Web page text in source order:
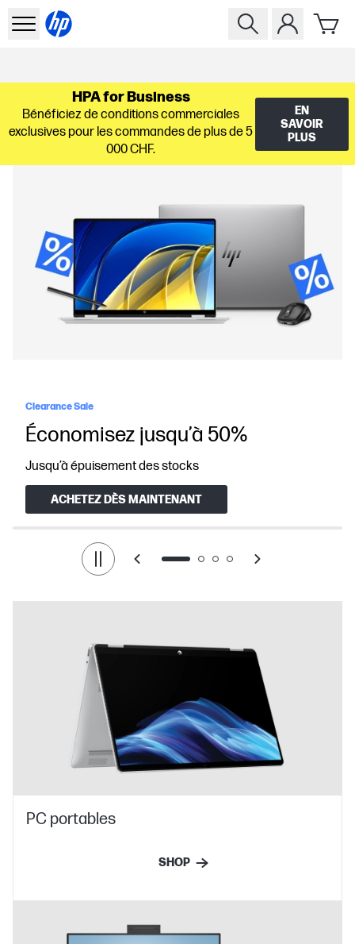
HPA for Business
Bénéficiez de conditions commerciales
exclusives pour les commandes de plus de 5
000 CHF.
EN
SAVOIR
PLUS
Économisez jusqu’à 50%
Clearance Sale
Jusqu’à épuisement des stocks
ACHETEZ DÈS MAINTENANT
PC portables
SHOP